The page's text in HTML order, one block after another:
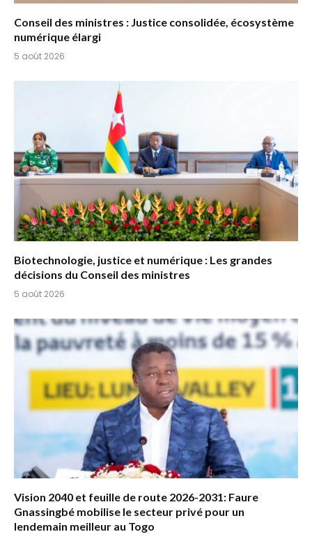
Conseil des ministres : Justice consolidée, écosystème
numérique élargi
5 août 2026
Biotechnologie, justice et numérique : Les grandes
décisions du Conseil des ministres
5 août 2026
Vision 2040 et feuille de route 2026-2031: Faure
Gnassingbé mobilise le secteur privé pour un
lendemain meilleur au Togo